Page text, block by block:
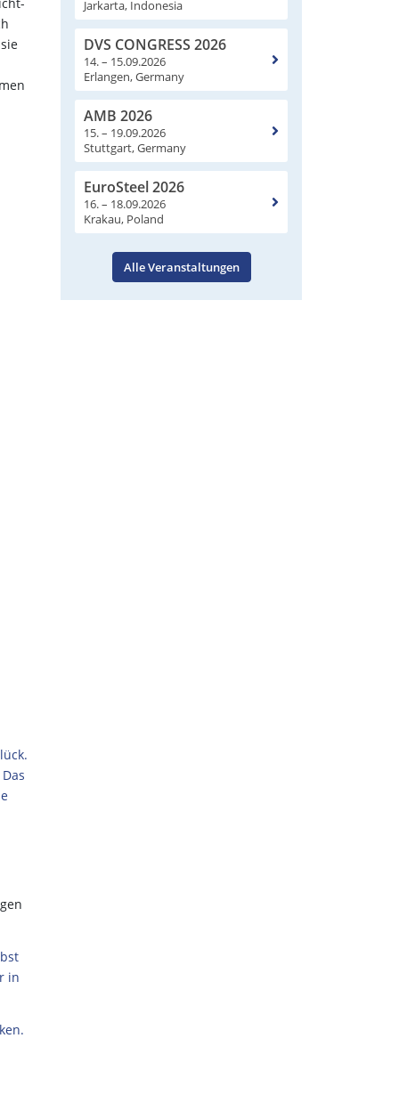
in
Jarkarta, Indonesia
DVS CONGRESS 2026
14. – 15.09.2026
Erlangen, Germany
AMB 2026
15. – 19.09.2026
Stuttgart, Germany
EuroSteel 2026
16. – 18.09.2026
Krakau, Poland
Alle Veranstaltungen